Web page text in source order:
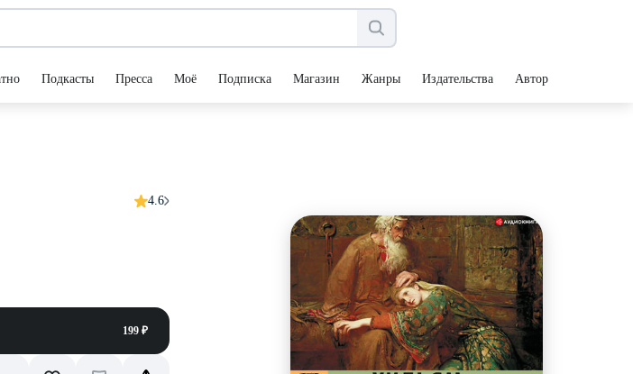
Подкасты Пресса Моё Подписка Магазин Жанры Издательства Авторы
4.6
199 ₽